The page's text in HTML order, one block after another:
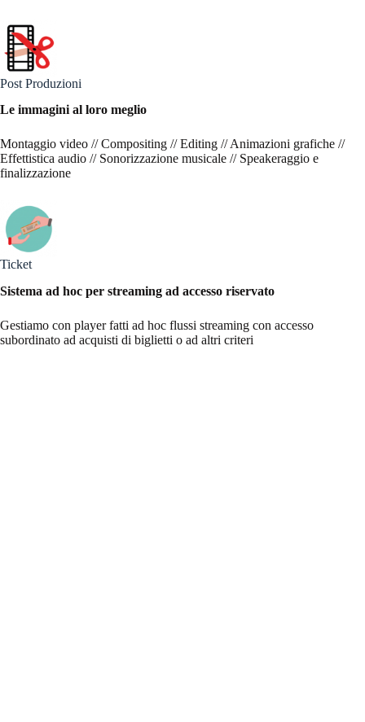
Post Produzioni
Le immagini al loro meglio
Montaggio video // Compositing // Editing // Animazioni grafiche //
Effettistica audio // Sonorizzazione musicale // Speakeraggio e
finalizzazione
Ticket
Sistema ad hoc per streaming ad accesso riservato
Gestiamo con player fatti ad hoc flussi streaming con accesso
subordinato ad acquisti di biglietti o ad altri criteri